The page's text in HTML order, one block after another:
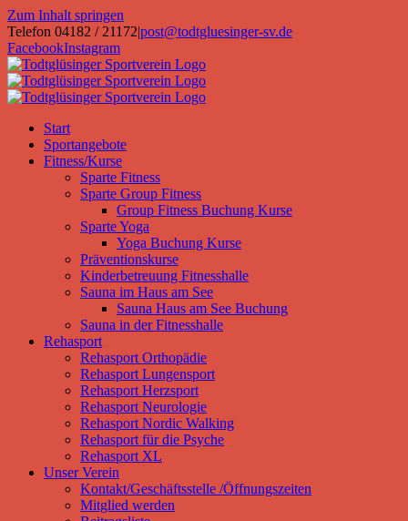
Zum Inhalt springen
Telefon 04182 / 21172|post@todtgluesinger-sv.de
FacebookInstagram
Start
Sportangebote
Fitness/Kurse
Sparte Fitness
Sparte Group Fitness
Group Fitness Buchung Kurse
Sparte Yoga
Yoga Buchung Kurse
Präventionskurse
Kinderbetreuung Fitnesshalle
Sauna im Haus am See
Sauna Haus am See Buchung
Sauna in der Fitnesshalle
Rehasport
Rehasport Orthopädie
Rehasport Lungensport
Rehasport Herzsport
Rehasport Neurologie
Rehasport Nordic Walking
Rehasport für die Psyche
Rehasport XL
Unser Verein
Kontakt/Geschäftsstelle /Öffnungszeiten
Mitglied werden